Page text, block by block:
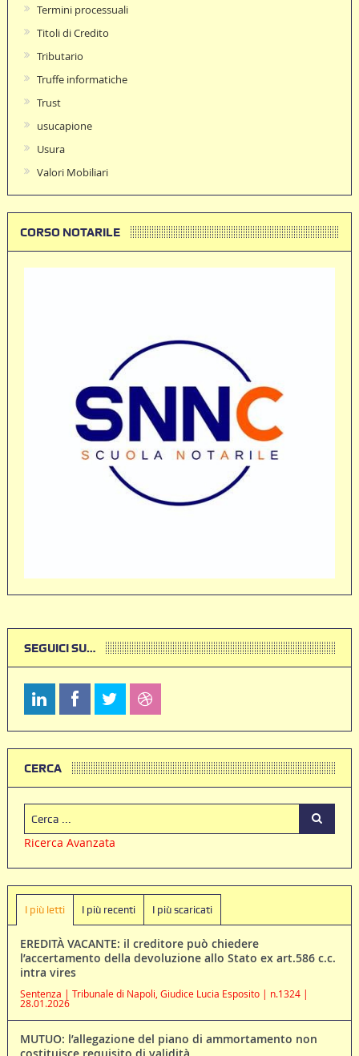
Termini processuali
Titoli di Credito
Tributario
Truffe informatiche
Trust
usucapione
Usura
Valori Mobiliari
CORSO NOTARILE
SEGUICI SU…
CERCA
Ricerca Avanzata
I più letti I più recenti I più scaricati
EREDITÀ VACANTE: il creditore può chiedere
l’accertamento della devoluzione allo Stato ex art.586 c.c.
intra vires
Sentenza | Tribunale di Napoli, Giudice Lucia Esposito | n.1324 |
28.01.2026
MUTUO: l’allegazione del piano di ammortamento non